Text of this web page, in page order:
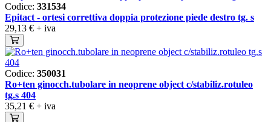
Codice: 331534
Epitact - ortesi correttiva doppia protezione piede destro tg. s
29,13 € + iva
Codice: 350031
Ro+ten ginocch.tubolare in neoprene object c/stabiliz.rotuleo
tg.s 404
35,21 € + iva